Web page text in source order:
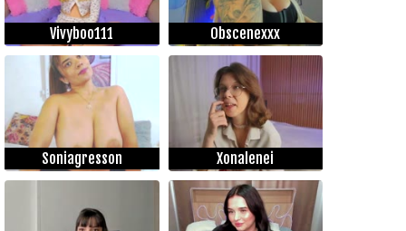
Vivyboo111 Obscenexxx
Soniagresson Xonalenei